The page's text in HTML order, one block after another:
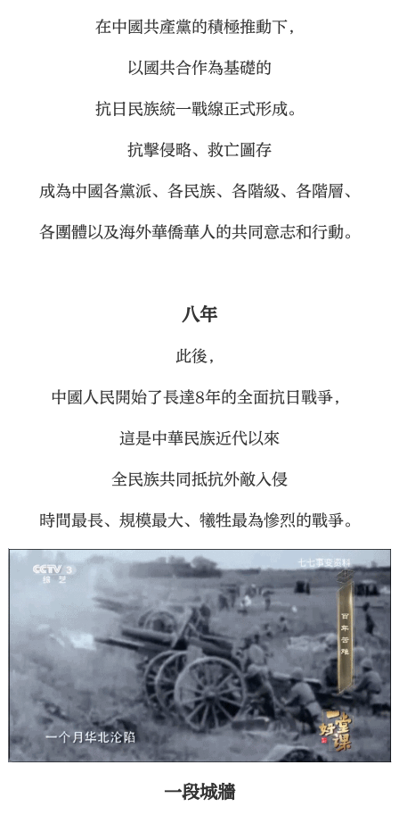
在中國共產黨的積極推動下，
以國共合作為基礎的
抗日民族統一戰線正式形成。
抗擊侵略、救亡圖存
成為中國各黨派、各民族、各階級、各階層、
各團體以及海外華僑華人的共同意志和行動。
八年
此後，
中國人民開始了長達8年的全面抗日戰爭，
這是中華民族近代以來
全民族共同抵抗外敵入侵
時間最長、規模最大、犧牲最為慘烈的戰爭。
一段城牆